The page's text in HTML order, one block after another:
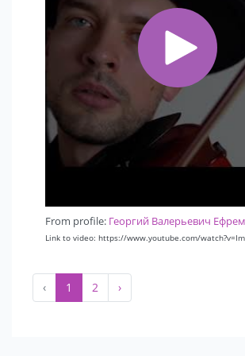
Welcome-зона (встреча гостей,
Основная часть (живые выходы, шоу-
Танцевальная часть (DJ + скрипка,
Почему выбирают меня
Подстраиваюсь под формат и
Помогаю с музыкой и структурой
Alfa bank, T- банк и др.
Работаю по РФ и СНГ
From profile: Георгий Валерьевич
Link to video: https://www.youtube.com/
‹ 1 2 ›